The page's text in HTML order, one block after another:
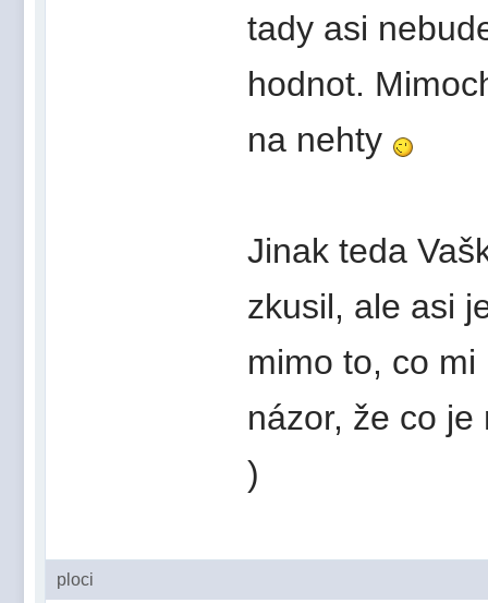
tady asi
hodnot.
na nehty
Jinak teda
zkusil, ale asi
mimo to, co
názor, že co
)
ploci